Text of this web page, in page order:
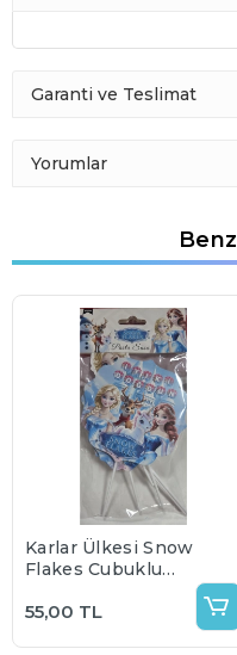
Garanti ve Teslimat
Yorumlar
Karlar Ülkesi Snow
Flakes Çubuklu
Paket
55,00 TL